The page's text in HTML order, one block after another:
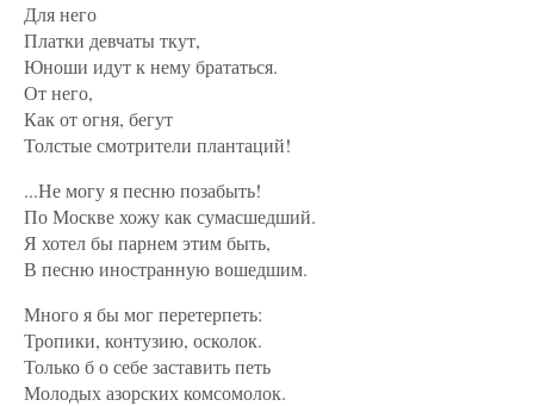
Для него
Платки девчаты ткут,
Юноши идут к нему брататься.
От него,
Как от огня, бегут
Толстые смотрители плантаций!
...Не могу я песню позабыть!
По Москве хожу как сумасшедший.
Я хотел бы парнем этим быть,
В песню иностранную вошедшим.
Много я бы мог перетерпеть:
Тропики, контузию, осколок.
Только б о себе заставить петь
Молодых азорских комсомолок.